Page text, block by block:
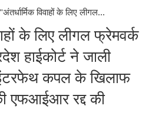
"अंतर्धार्मिक विवाहों के लिए लीगल...
के लिए लीगल फ्रेमवर्क
हाईकोर्ट ने जाली
कपल के खिलाफ
एफआईआर रद्द की